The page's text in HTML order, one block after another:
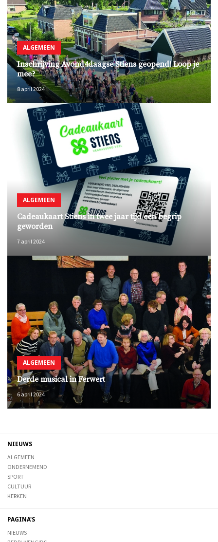
ALGEMEEN
Inschrijving Avond4daagse Stiens geopend! Loop je
mee?
8 april 2024
ALGEMEEN
Cadeaukaart Stiens in twee jaar tijd een begrip
geworden
7 april 2024
ALGEMEEN
Derde musical in Ferwert
6 april 2024
NIEUWS
ALGEMEEN
ONDERNEMEND
SPORT
CULTUUR
KERKEN
PAGINA'S
NIEUWS